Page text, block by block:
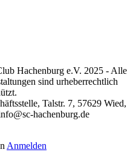
Hachenburg e.V. 2025 - Alle
sind urheberrechtlich
Talstr. 7, 57629 Wied,
hachenburg.de
Anmelden